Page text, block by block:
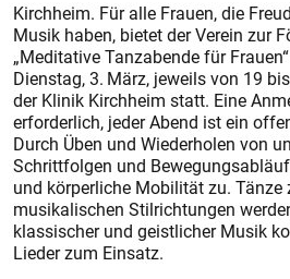
Kirchheim. Für alle Frauen, die
Musik haben, bietet der Verein zur
„Meditative Tanzabende für
Dienstag, 3. März, jeweils von 19
der Klinik Kirchheim statt. Eine
erforderlich, jeder Abend ist ein
Durch Üben und Wiederholen von
Schrittfolgen und
und körperliche Mobilität zu. Tänze
musikalischen Stilrichtungen
klassischer und geistlicher Musik
Lieder zum Einsatz.